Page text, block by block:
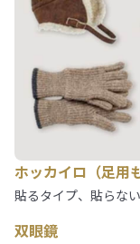
ホッカイロ（足用
貼るタイプ、貼らな
双眼鏡